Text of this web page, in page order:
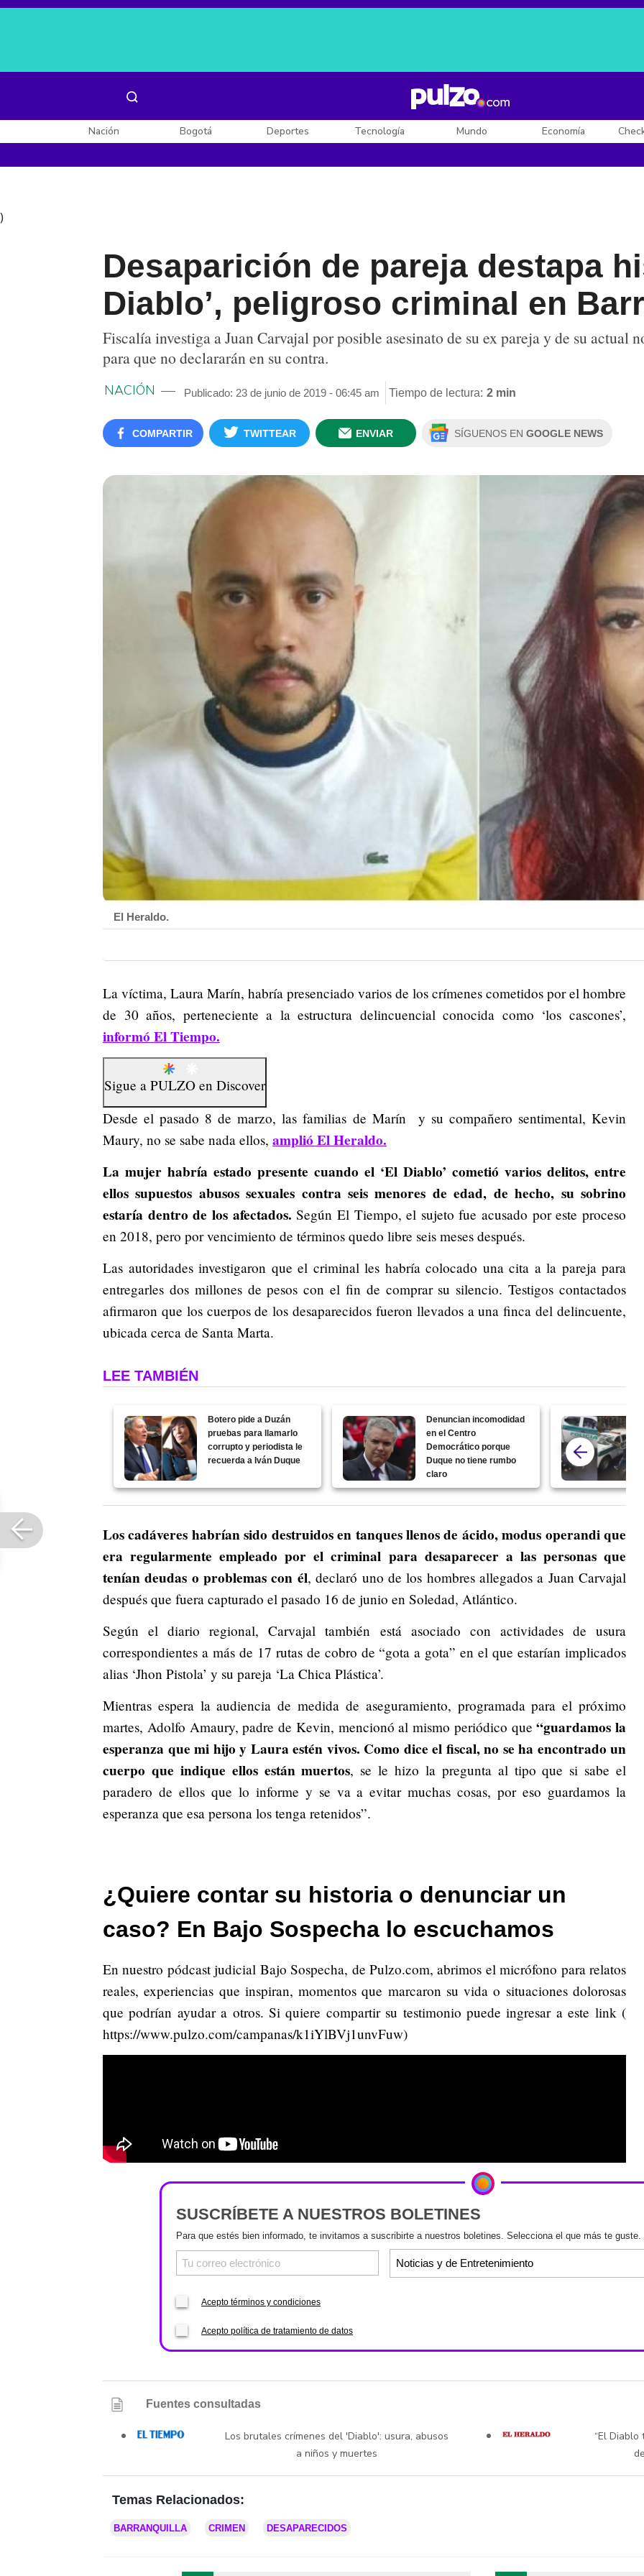
Posesión de De la Espriella
Nación Bogotá Deportes Tecnología Mundo Economía
)
Desaparición de pareja destapa
Diablo’, peligroso criminal en
Fiscalía investiga a Juan Carvajal por posible asesinato de su ex pareja y de su actual
para que no declararán en su contra.
NACIÓN Publicado: 23 de junio de 2019 - 06:45 am Tiempo de lectura: 2 min
COMPARTIR TWITTEAR ENVIAR SÍGUENOS EN GOOGLE NEWS
El Heraldo.
La víctima, Laura Marín, habría presenciado varios de los crímenes cometidos por el hombre
de 30 años, perteneciente a la estructura delincuencial conocida como ‘los cascones’,
informó El Tiempo.
Sigue a PULZO en Discover
Desde el pasado 8 de marzo, las familias de Marín y su compañero sentimental, Kevin
Maury, no se sabe nada ellos, amplió El Heraldo.
La mujer habría estado presente cuando el ‘El Diablo’ cometió varios delitos, entre
ellos supuestos abusos sexuales contra seis menores de edad, de hecho, su sobrino
estaría dentro de los afectados. Según El Tiempo, el sujeto fue acusado por este proceso
en 2018, pero por vencimiento de términos quedo libre seis meses después.
Las autoridades investigaron que el criminal les habría colocado una cita a la pareja para
entregarles dos millones de pesos con el fin de comprar su silencio. Testigos contactados
afirmaron que los cuerpos de los desaparecidos fueron llevados a una finca del delincuente,
ubicada cerca de Santa Marta.
LEE TAMBIÉN
Botero pide a Duzán
pruebas para llamarlo
corrupto y periodista le
recuerda a Iván Duque
Denuncian incomodidad
en el Centro
Democrático porque
Duque no tiene rumbo
claro
Los cadáveres habrían sido destruidos en tanques llenos de ácido, modus operandi que
era regularmente empleado por el criminal para desaparecer a las personas que
tenían deudas o problemas con él, declaró uno de los hombres allegados a Juan Carvajal
después que fuera capturado el pasado 16 de junio en Soledad, Atlántico.
Según el diario regional, Carvajal también está asociado con actividades de usura
correspondientes a más de 17 rutas de cobro de “gota a gota” en el que estarían implicados
alias ‘Jhon Pistola’ y su pareja ‘La Chica Plástica’.
Mientras espera la audiencia de medida de aseguramiento, programada para el próximo
martes, Adolfo Amaury, padre de Kevin, mencionó al mismo periódico que“guardamos la
esperanza que mi hijo y Laura estén vivos. Como dice el fiscal, no se ha encontrado un
cuerpo que indique ellos están muertos, se le hizo la pregunta al tipo que si sabe el
paradero de ellos que lo informe y se va a evitar muchas cosas, por eso guardamos la
esperanza que esa persona los tenga retenidos”.
¿Quiere contar su historia o denunciar un
caso? En Bajo Sospecha lo escuchamos
En nuestro pódcast judicial Bajo Sospecha, de Pulzo.com, abrimos el micrófono para relatos
reales, experiencias que inspiran, momentos que marcaron su vida o situaciones dolorosas
que podrían ayudar a otros. Si quiere compartir su testimonio puede ingresar a este link (
https://www.pulzo.com/campanas/k1iYlBVj1unvFuw)
SUSCRÍBETE A NUESTROS BOLETINES
Para que estés bien informado, te invitamos a suscribirte a nuestros boletines. Selecciona el que más te guste.
Acepto términos y condiciones
Acepto política de tratamiento de datos
Fuentes consultadas
Los brutales crímenes del 'Diablo': usura, abusos
a niños y muertes
“El
Temas Relacionados:
BARRANQUILLA CRIMEN DESAPARECIDOS